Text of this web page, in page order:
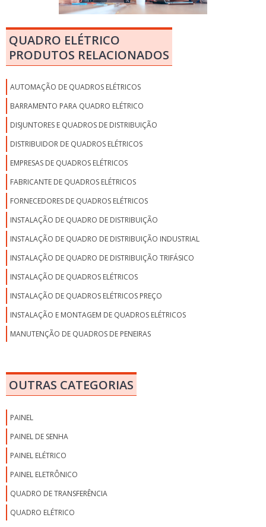
QUADRO ELÉTRICO
PRODUTOS RELACIONADOS
AUTOMAÇÃO DE QUADROS ELÉTRICOS
BARRAMENTO PARA QUADRO ELÉTRICO
DISJUNTORES E QUADROS DE DISTRIBUIÇÃO
DISTRIBUIDOR DE QUADROS ELÉTRICOS
EMPRESAS DE QUADROS ELÉTRICOS
FABRICANTE DE QUADROS ELÉTRICOS
FORNECEDORES DE QUADROS ELÉTRICOS
INSTALAÇÃO DE QUADRO DE DISTRIBUIÇÃO
INSTALAÇÃO DE QUADRO DE DISTRIBUIÇÃO INDUSTRIAL
INSTALAÇÃO DE QUADRO DE DISTRIBUIÇÃO TRIFÁSICO
INSTALAÇÃO DE QUADROS ELÉTRICOS
INSTALAÇÃO DE QUADROS ELÉTRICOS PREÇO
INSTALAÇÃO E MONTAGEM DE QUADROS ELÉTRICOS
MANUTENÇÃO DE QUADROS DE PENEIRAS
MONTAGEM DE QUADRO DE COMANDO
MONTAGEM DE QUADRO DE COMANDO ELÉTRICO
OUTRAS CATEGORIAS
PAINEL
PAINEL DE SENHA
PAINEL ELÉTRICO
PAINEL ELETRÔNICO
QUADRO DE TRANSFERÊNCIA
QUADRO ELÉTRICO